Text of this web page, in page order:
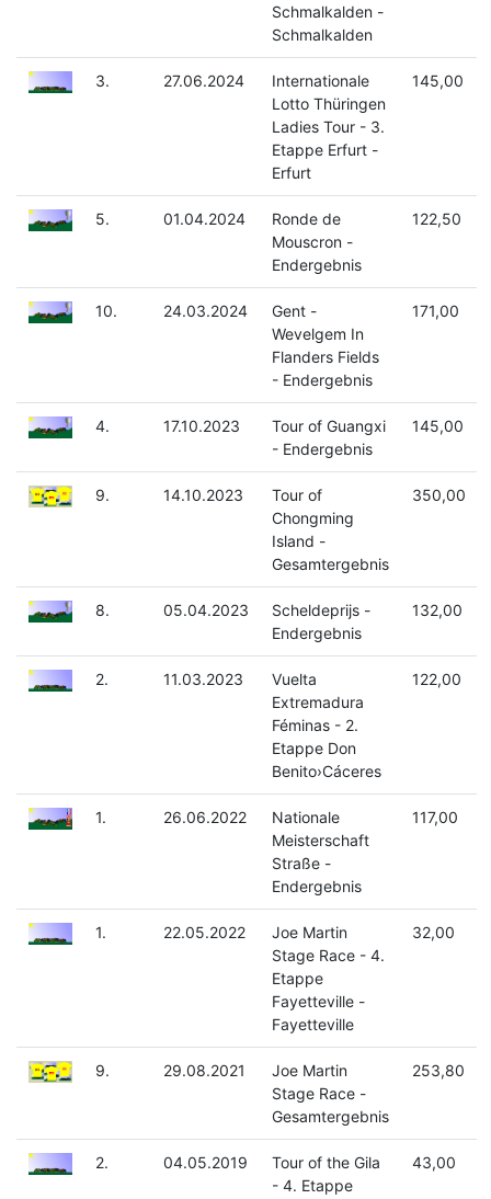
Schmalkalden -
Schmalkalden
3. 27.06.2024
Internationale
Lotto Thüringen
Ladies Tour - 3.
Etappe Erfurt -
Erfurt
145,00
5. 01.04.2024
Ronde de
Mouscron -
Endergebnis
122,50
10. 24.03.2024
Gent -
Wevelgem In
Flanders Fields
- Endergebnis
171,00
4. 17.10.2023
Tour of Guangxi
- Endergebnis
145,00
9. 14.10.2023
Tour of
Chongming
Island -
Gesamtergebnis
350,00
8. 05.04.2023
Scheldeprijs -
Endergebnis
132,00
2. 11.03.2023
Vuelta
Extremadura
Féminas - 2.
Etappe Don
Benito›Cáceres
122,00
1. 26.06.2022
Nationale
Meisterschaft
Straße -
Endergebnis
117,00
1. 22.05.2022
Joe Martin
Stage Race - 4.
Etappe
Fayetteville -
Fayetteville
32,00
9. 29.08.2021
Joe Martin
Stage Race -
Gesamtergebnis
253,80
2. 04.05.2019
Tour of the Gila
- 4. Etappe
43,00